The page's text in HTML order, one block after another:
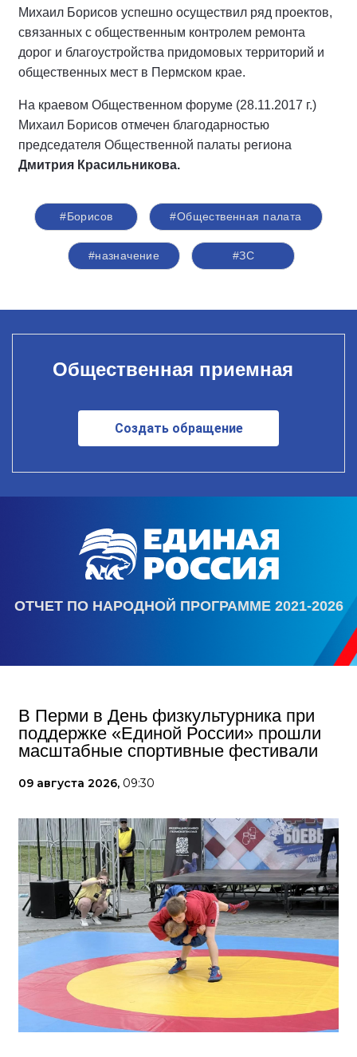
Михаил Борисов успешно осуществил ряд проектов,
связанных с общественным контролем ремонта
дорог и благоустройства придомовых территорий и
общественных мест в Пермском крае.
На краевом Общественном форуме (28.11.2017 г.)
Михаил Борисов отмечен благодарностью
председателя Общественной палаты региона
Дмитрия Красильникова.
#Борисов #Общественная палата
#назначение #ЗС
Общественная приемная
Создать обращение
ОТЧЕТ ПО НАРОДНОЙ ПРОГРАММЕ 2021-2026
В Перми в День физкультурника при
поддержке «Единой России» прошли
масштабные спортивные фестивали
09 августа 2026, 09:30